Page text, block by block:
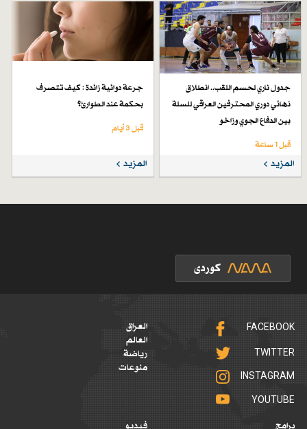
جدول ناري لحسم اللقب.. انطلاق
نهائي دوري المحترفين العراقي للسلة
بين الدفاع الجوي وزاخو
قبل 1 ساعة
المزيد
جرعة دوائية زائدة : كيف تتصرف
بحكمة عند الطوارئ؟
قبل 3 أيام
المزيد
FACEBOOK
TWITTER
INSTAGRAM
YOUTUBE
العراق
العالم
رياضة
منوعات
برامج فيديو